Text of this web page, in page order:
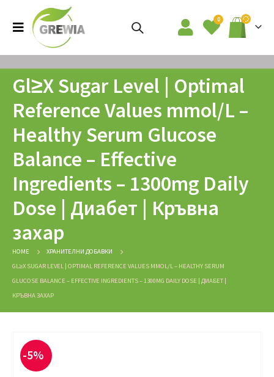
0
Gl≥Х Sugar Level | Optimal
Reference Values mmol/L –
Healthy Serum Glucose
Balance – Effective
Ingredients – 1300mg Daily
Dose | Диабет | Кръвна
захар
HOME
ХРАНИТЕЛНИ ДОБАВКИ
GL≥Х SUGAR LEVEL | OPTIMAL REFERENCE VALUES MMOL/L – HEALTHY SERUM
GLUCOSE BALANCE – EFFECTIVE INGREDIENTS – 1300MG DAILY DOSE | ДИАБЕТ |
КРЪВНА ЗАХАР
-5%